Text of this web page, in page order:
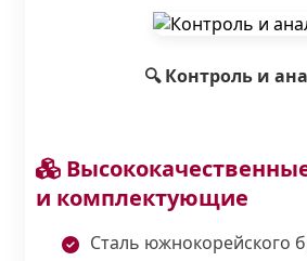
🔍 Контроль и
и комплектующие
Сталь южнокорейского